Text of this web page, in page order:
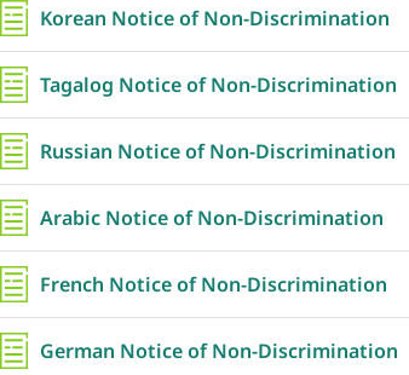
Korean Notice of Non-Discrimination
Tagalog Notice of Non-Discrimination
Russian Notice of Non-Discrimination
Arabic Notice of Non-Discrimination
French Notice of Non-Discrimination
German Notice of Non-Discrimination